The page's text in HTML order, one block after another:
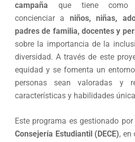
campaña que tiene como
concienciar a niños, niñas,
padres de familia, docentes y
sobre la importancia de la
diversidad. A través de este
equidad y se fomenta un
personas sean valoradas y
características y habilidades
Este programa es gestionado por
Consejería Estudiantil (DECE), en